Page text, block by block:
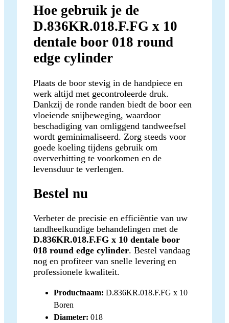
Hoe gebruik je de
D.836KR.018.F.FG x 10
dentale boor 018 round
edge cylinder
Plaats de boor stevig in de handpiece en
werk altijd met gecontroleerde druk.
Dankzij de ronde randen biedt de boor een
vloeiende snijbeweging, waardoor
beschadiging van omliggend tandweefsel
wordt geminimaliseerd. Zorg steeds voor
goede koeling tijdens gebruik om
oververhitting te voorkomen en de
levensduur te verlengen.
Bestel nu
Verbeter de precisie en efficiëntie van uw
tandheelkundige behandelingen met de
D.836KR.018.F.FG x 10 dentale boor
018 round edge cylinder. Bestel vandaag
nog en profiteer van snelle levering en
professionele kwaliteit.
Productnaam: D.836KR.018.F.FG x 10
Boren
Diameter: 018